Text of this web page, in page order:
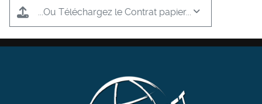
...Ou Téléchargez le Contrat papier...